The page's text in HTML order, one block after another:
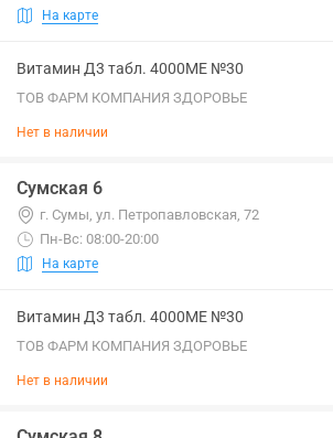
На карте
Витамин Д3 табл. 4000МЕ №30
ТОВ ФАРМ КОМПАНИЯ ЗДОРОВЬЕ
Нет в наличии
Сумская 6
г. Сумы, ул. Петропавловская, 72
Пн-Вс: 08:00-20:00
На карте
Витамин Д3 табл. 4000МЕ №30
ТОВ ФАРМ КОМПАНИЯ ЗДОРОВЬЕ
Нет в наличии